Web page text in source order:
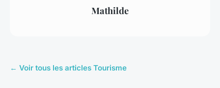
Mathilde
← Voir tous les articles Tourisme